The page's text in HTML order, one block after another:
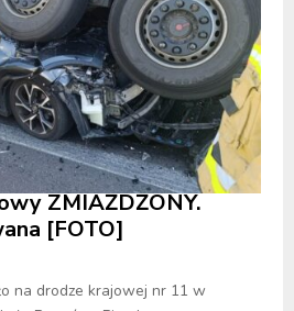
ZMIAŻDŻONY.
[FOTO]
na drodze krajowej nr 11 w